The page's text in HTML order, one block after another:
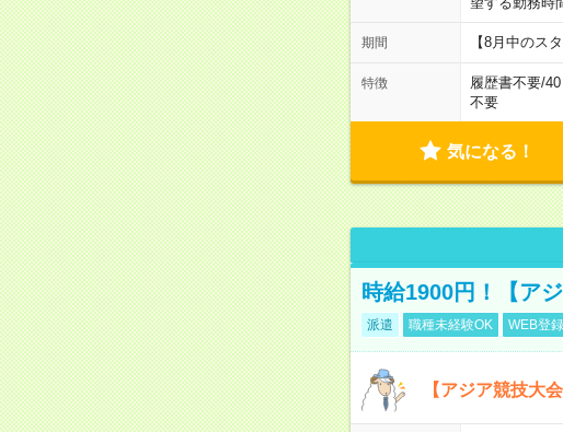
期間 【8月中のス
特徴 履歴書不要/
不要
気になる！
時給1900円！【ア
派遣 職種未経験OK WEB登
【アジア競技大